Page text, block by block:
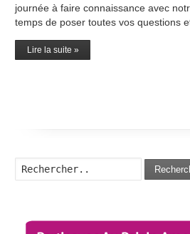
journée à faire connaissance avec
temps de poser toutes vos questions
Lire la suite »